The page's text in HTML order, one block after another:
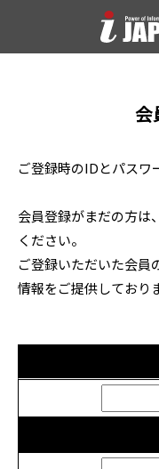
会
ご登録時のIDとパスワ
会員登録がまだの方は、
ください。
ご登録いただいた会員
情報をご提供しており